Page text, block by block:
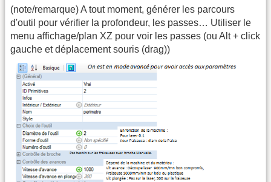
(note/remarque) A tout moment, générer les parcours
d'outil pour vérifier la profondeur, les passes… Utiliser le
menu affichage/plan XZ pour voir les passes (ou Alt + click
gauche et déplacement souris (drag))